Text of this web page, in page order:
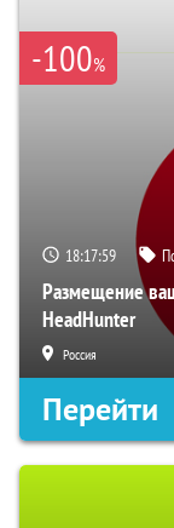
-100%
18:17:57
Размещение
HeadHunter
Россия
Перейти